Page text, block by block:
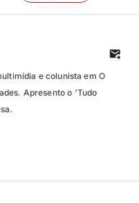
e colunista em O
Apresento o 'Tudo